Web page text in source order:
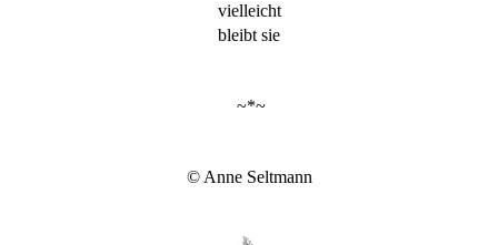
vielleicht
bleibt sie
~*~
© Anne Seltmann